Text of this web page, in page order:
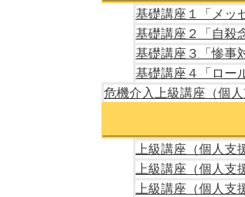
基礎講座１「メッ
基礎講座２「自殺
基礎講座３「惨事
基礎講座４「ロー
危機介入上級講座（個人
上級講座（個人支
上級講座（個人支
上級講座（個人支